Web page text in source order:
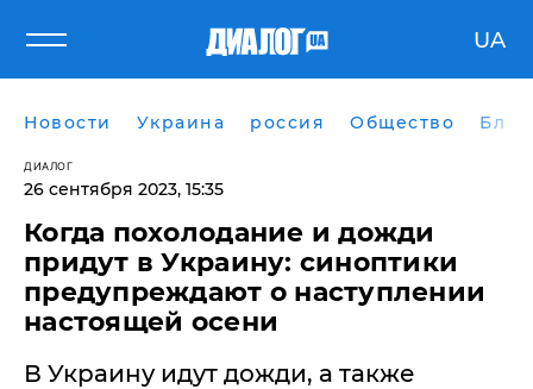
UA
Новости Украина россия Общество
ДИАЛОГ
26 сентября 2023, 15:35
Когда похолодание и дожди
придут в Украину: синоптики
предупреждают о наступлении
настоящей осени
В Украину идут дожди, а также